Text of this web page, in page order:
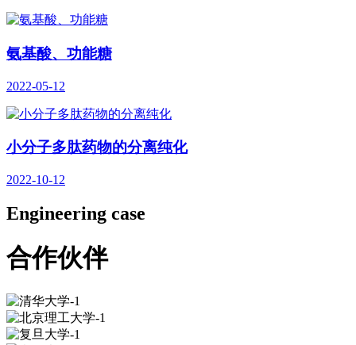
氨基酸、功能糖
2022-05-12
小分子多肽药物的分离纯化
2022-10-12
Engineering case
合作伙伴